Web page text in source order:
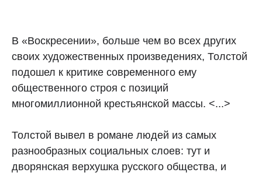
В «Воскресении», больше чем во всех других
своих художественных произведениях, Толстой
подошел к критике современного ему
общественного строя с позиций
многомиллионной крестьянской массы. <...>
Толстой вывел в романе людей из самых
разнообразных социальных слоев: тут и
дворянская верхушка русского общества, и